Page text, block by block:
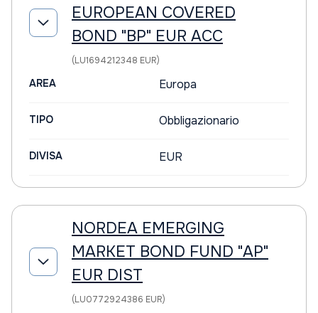
EUROPEAN COVERED
BOND "BP" EUR ACC
(LU1694212348 EUR)
AREA Europa
TIPO Obbligazionario
DIVISA EUR
NORDEA EMERGING
MARKET BOND FUND "AP"
EUR DIST
(LU0772924386 EUR)